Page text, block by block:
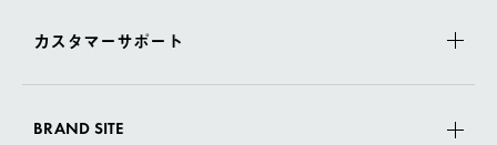
カスタマーサポート
BRAND SITE